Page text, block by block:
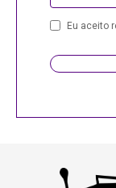
Eu aceito